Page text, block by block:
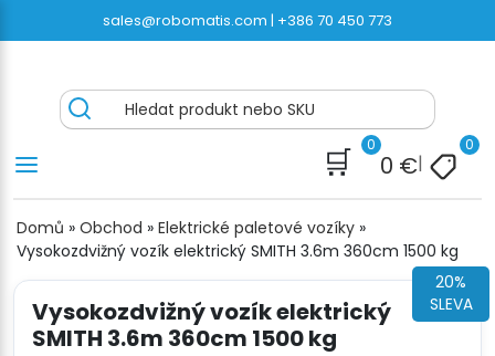
na
sales@robomatis.com | +386 70 450 773
ROBOMATIS®
Battery Strapping Tools and Packing Machines
Delivered Fast and Free
Hledat produkt nebo SKU
🛒 0
0 €|
0
Domů » Obchod » Elektrické paletové vozíky »
Vysokozdvižný vozík elektrický SMITH 3.6m 360cm 1500 kg
Vysokozdvižný vozík elektrický
SMITH 3.6m 360cm 1500 kg
20%
SLEVA